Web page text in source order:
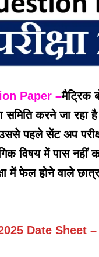
Paper–मैट्रिक
समिति करने जा रहा
पहले सेंट अप
विषय में पास
में फेल होने वाले
Date Sheet –